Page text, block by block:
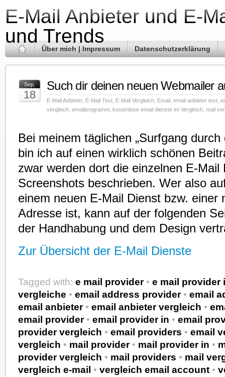
E-Mail Anbieter und E-
und Trends
Über mich | Impressum Datenschutzerklärung
Sep.
18
Such dir deinen neuen Webmailer
E-Mail Anbieter, E-Mail Test E-Mail Vergleich Email email anbieter test
vergleich emailprogramm kostenlose email dienste im Vergleich mail
Bei meinem täglichen „Surfgang durch
bin ich auf einen wirklich schönen
zwar werden dort die einzelnen E-Mail
Screenshots beschrieben. Wer also
einem neuen E-Mail Dienst bzw. einer
Adresse ist, kann auf der folgenden
der Handhabung und dem Design
Zur Übersicht der E-Mail Dienste
Tagged with: e mail provider• e mail provider
vergleiche • email address provider• email
email anbieter• email anbieter vergleich •
email provider• email provider in • email
provider vergleich • email providers • email
vergleich • mail provider• mail provider in •
provider vergleich • mail providers • mail
vergleich e-mail • vergleich email account •